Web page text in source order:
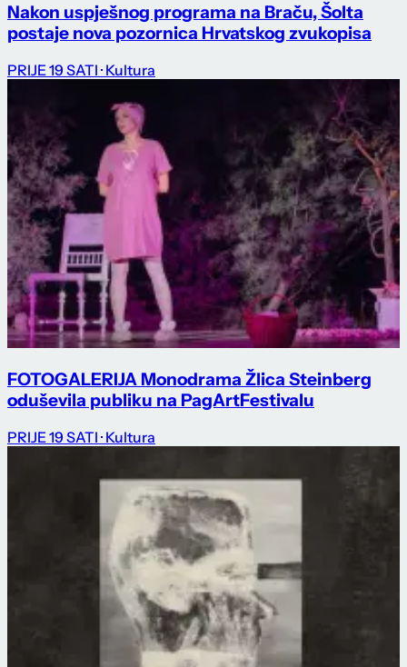
Nakon uspješnog programa na Braču, Šolta
postaje nova pozornica Hrvatskog zvukopisa
PRIJE 19 SATI · Kultura
FOTOGALERIJA Monodrama Žlica Steinberg
oduševila publiku na PagArtFestivalu
PRIJE 19 SATI · Kultura